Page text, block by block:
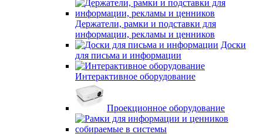
Держатели, рамки и подставки для
информации, рекламы и ценников
Доски
для письма и информации
Интерактивное оборудование
Проекционное оборудование